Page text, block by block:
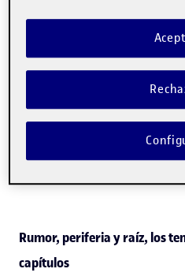
raíz, con la
Tsitsi Dangarembga. Cuenta
Noelia
sonora de la realizadora
plataformas de
Rumor, periferia y raíz, los
capítulos